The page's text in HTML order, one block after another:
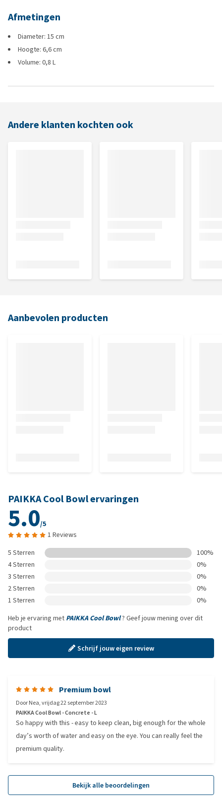
Afmetingen
Diameter: 15 cm
Hoogte: 6,6 cm
Volume: 0,8 L
Andere klanten kochten ook
Aanbevolen producten
PAIKKA Cool Bowl ervaringen
5.0/5
1 Reviews
5 Sterren
100%
4 Sterren
0%
3 Sterren
0%
2 Sterren
0%
1 Sterren
0%
Heb je ervaring met PAIKKA Cool Bowl? Geef jouw mening over dit
product
Schrijf jouw eigen review
Premium bowl
DoorNea,vrijdag 22 september 2023
PAIKKA Cool Bowl - Concrete - L
So happy with this - easy to keep clean, big enough for the whole
day’s worth of water and easy on the eye. You can really feel the
premium quality.
Bekijk alle beoordelingen